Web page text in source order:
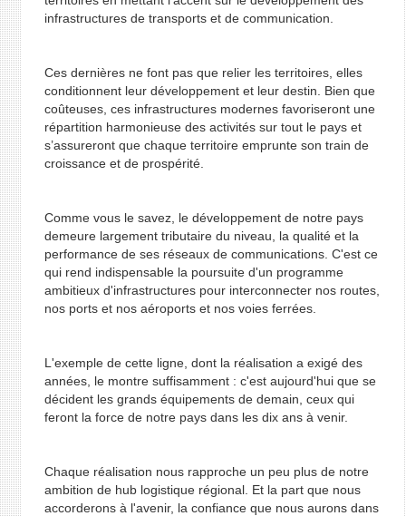
infrastructures de transports et de communication.
Ces dernières ne font pas que relier les territoires, elles
conditionnent leur développement et leur destin. Bien que
coûteuses, ces infrastructures modernes favoriseront une
répartition harmonieuse des activités sur tout le pays et
s’assureront que chaque territoire emprunte son train de
croissance et de prospérité.
Comme vous le savez, le développement de notre pays
demeure largement tributaire du niveau, la qualité et la
performance de ses réseaux de communications. C'est ce
qui rend indispensable la poursuite d'un programme
ambitieux d'infrastructures pour interconnecter nos routes,
nos ports et nos aéroports et nos voies ferrées.
L'exemple de cette ligne, dont la réalisation a exigé des
années, le montre suffisamment : c'est aujourd'hui que se
décident les grands équipements de demain, ceux qui
feront la force de notre pays dans les dix ans à venir.
Chaque réalisation nous rapproche un peu plus de notre
ambition de hub logistique régional. Et la part que nous
accorderons à l'avenir, la confiance que nous aurons dans